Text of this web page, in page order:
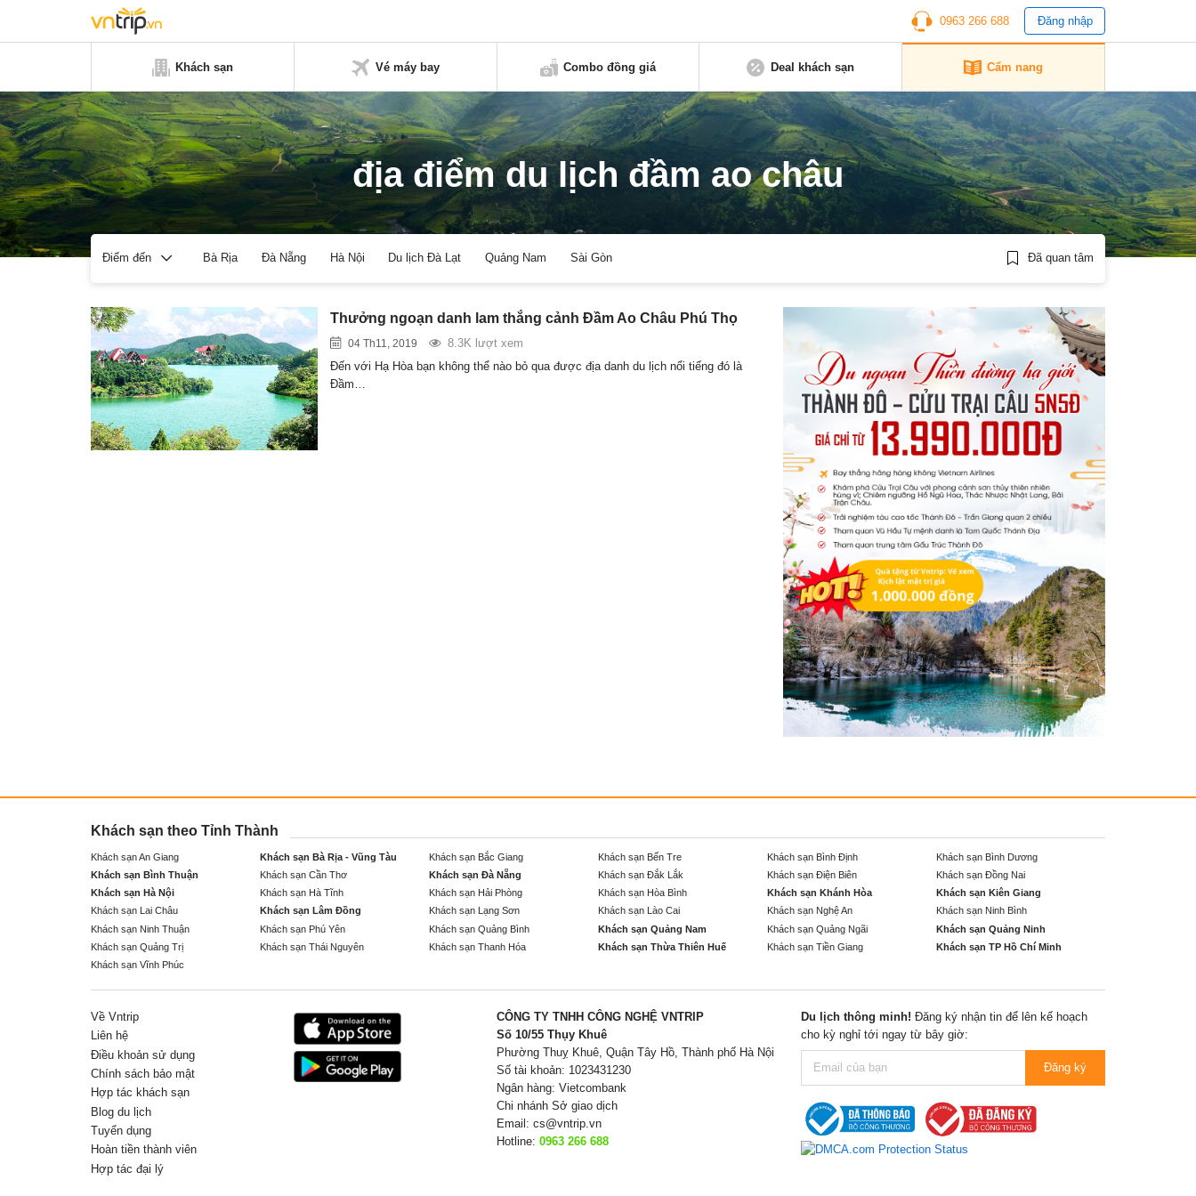
0963 266 688 Đăng nhập
Khách sạn Vé máy bay Combo đồng giá Deal khách sạn Cẩm nang
địa điểm du lịch đầm ao châu
Điểm đến Bà Rịa Đà Nẵng Hà Nội Du lịch Đà Lạt Quảng Nam Sài Gòn Đã quan tâm
Thưởng ngoạn danh lam thắng cảnh Đầm Ao Châu Phú Thọ
04 Th11, 2019
8.3K lượt xem
Đến với Hạ Hòa bạn không thể nào bỏ qua được địa danh du lịch nổi tiếng đó là
Đầm…
Khách sạn theo Tỉnh Thành
Khách sạn An Giang Khách sạn Bà Rịa - Vũng Tàu Khách sạn Bắc Giang Khách sạn Bến Tre Khách sạn Bình Định
Khách sạn Bình Dương
Khách sạn Bình Thuận
Khách sạn Cần Thơ Khách sạn Đà Nẵng Khách sạn Đắk Lắk Khách sạn Điện Biên
Khách sạn Đồng Nai
Khách sạn Hà Nội
Khách sạn Hà Tĩnh Khách sạn Hải Phòng Khách sạn Hòa Bình Khách sạn Khánh Hòa
Khách sạn Kiên Giang
Khách sạn Lai Châu
Khách sạn Lâm Đồng Khách sạn Lạng Sơn Khách sạn Lào Cai Khách sạn Nghệ An
Khách sạn Ninh Bình
Khách sạn Ninh Thuận
Khách sạn Phú Yên Khách sạn Quảng Bình Khách sạn Quảng Nam Khách sạn Quảng Ngãi
Khách sạn Quảng Ninh
Khách sạn Quảng Trị
Khách sạn Thái Nguyên Khách sạn Thanh Hóa Khách sạn Thừa Thiên Huế Khách sạn Tiền Giang
Khách sạn TP Hồ Chí Minh
Khách sạn Vĩnh Phúc
Về Vntrip
Liên hệ
Điều khoản sử dụng
Chính sách bảo mật
Hợp tác khách sạn
Blog du lịch
Tuyển dụng
Hoàn tiền thành viên
Hợp tác đại lý
CÔNG TY TNHH CÔNG NGHỆ VNTRIP
Số 10/55 Thụy Khuê
Phường Thuỵ Khuê, Quận Tây Hồ, Thành phố Hà Nội
Số tài khoản: 1023431230
Ngân hàng: Vietcombank
Chi nhánh Sở giao dịch
Email: cs@vntrip.vn
Hotline: 0963 266 688
Du lịch thông minh! Đăng ký nhận tin để lên kế hoạch
cho kỳ nghỉ tới ngay từ bây giờ:
Đăng ký